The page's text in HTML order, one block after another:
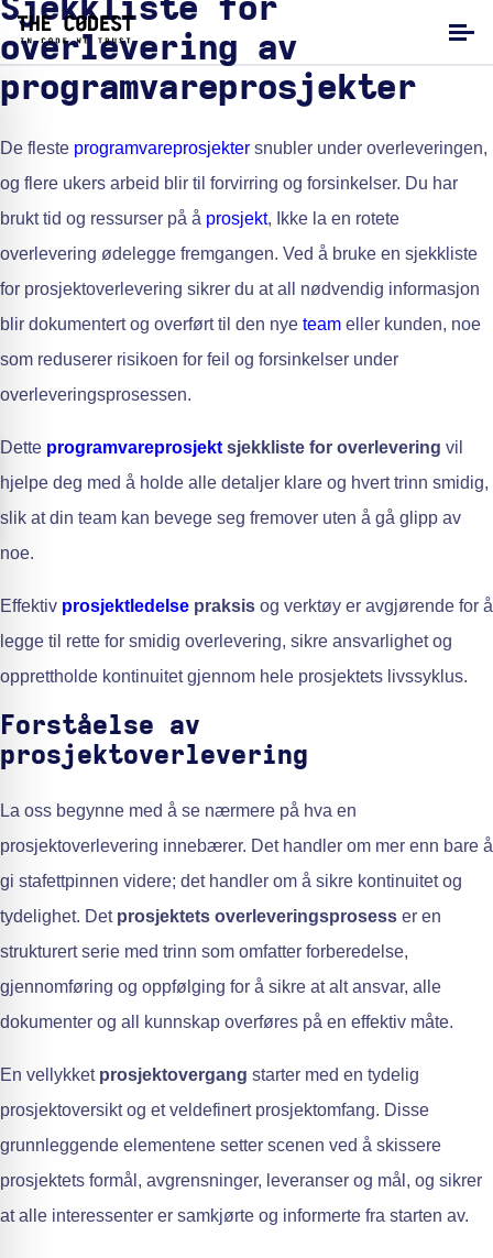
Sjekkliste for
overlevering av
programvareprosjekter
De fleste programvareprosjekter snubler under overleveringen,
og flere ukers arbeid blir til forvirring og forsinkelser. Du har
brukt tid og ressurser på å prosjekt, Ikke la en rotete
overlevering ødelegge fremgangen. Ved å bruke en sjekkliste
for prosjektoverlevering sikrer du at all nødvendig informasjon
blir dokumentert og overført til den nye team eller kunden, noe
som reduserer risikoen for feil og forsinkelser under
overleveringsprosessen.
Dette programvareprosjektsjekkliste for overlevering vil
hjelpe deg med å holde alle detaljer klare og hvert trinn smidig,
slik at din team kan bevege seg fremover uten å gå glipp av
noe.
Effektiv prosjektledelse praksis og verktøy er avgjørende for å
legge til rette for smidig overlevering, sikre ansvarlighet og
opprettholde kontinuitet gjennom hele prosjektets livssyklus.
Forståelse av
prosjektoverlevering
La oss begynne med å se nærmere på hva en
prosjektoverlevering innebærer. Det handler om mer enn bare å
gi stafettpinnen videre; det handler om å sikre kontinuitet og
tydelighet. Det prosjektets overleveringsprosess er en
strukturert serie med trinn som omfatter forberedelse,
gjennomføring og oppfølging for å sikre at alt ansvar, alle
dokumenter og all kunnskap overføres på en effektiv måte.
En vellykket prosjektovergang starter med en tydelig
prosjektoversikt og et veldefinert prosjektomfang. Disse
grunnleggende elementene setter scenen ved å skissere
prosjektets formål, avgrensninger, leveranser og mål, og sikrer
at alle interessenter er samkjørte og informerte fra starten av.